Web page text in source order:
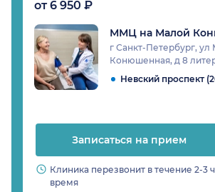
от 6 950 ₽
ММЦ на Малой
г Санкт-Петербург, ул
Конюшенная, д 8
Невский проспект
Записаться на прием
Клиника перезвонит в течение 2-3
время